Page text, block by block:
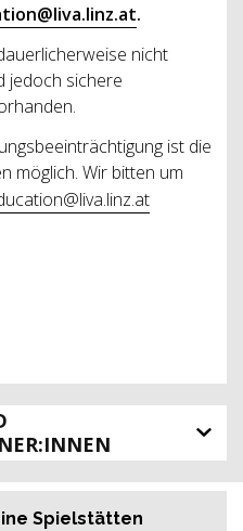
.
nicht
jedoch sichere
ist die
möglich. Wir bitten um
Spielstätten